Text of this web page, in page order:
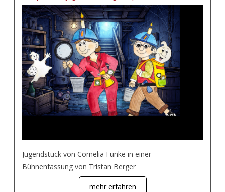
Jugendstück von Cornelia Funke in einer
Bühnenfassung von Tristan Berger
mehr erfahren